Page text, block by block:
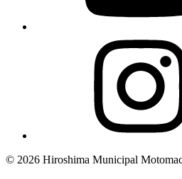
© 2026 Hiroshima Municipal